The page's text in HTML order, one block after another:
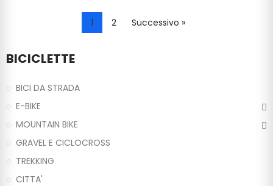
1 2 Successivo »
BICICLETTE
BICI DA STRADA
E-BIKE
MOUNTAIN BIKE
GRAVEL E CICLOCROSS
TREKKING
CITTA'